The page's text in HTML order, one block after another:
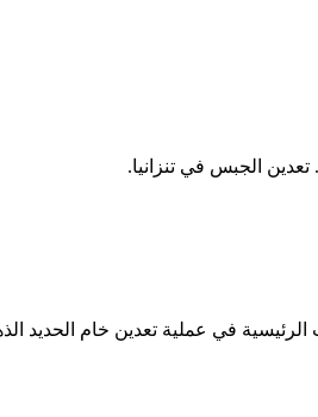
الجبس في تنزانيا.
تعدين خام الحديد الذهب الجاف